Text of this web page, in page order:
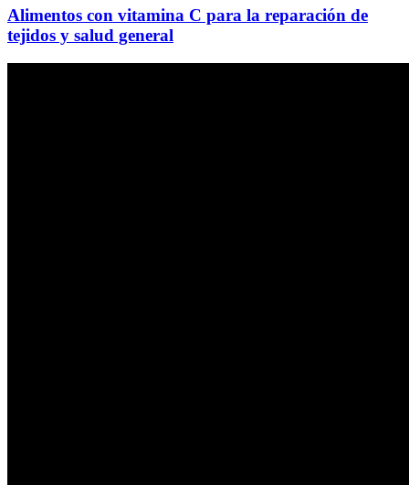
Alimentos con vitamina C para la reparación de
tejidos y salud general